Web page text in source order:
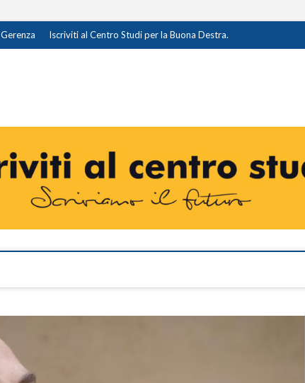
Gerenza Iscriviti al Centro Studi per la Buona Destra.